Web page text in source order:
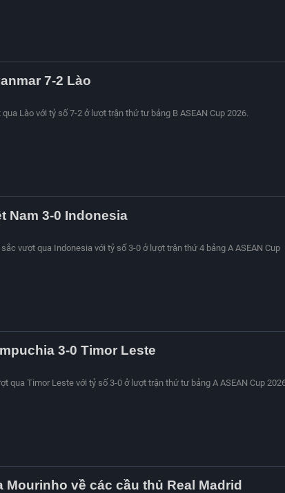
7-2 Lào
Lào với tỷ số 7-2 ở lượt trận thứ tư bảng B ASEAN Cup 2026.
Nam 3-0 Indonesia
vượt qua Indonesia với tỷ số 3-0 ở lượt trận thứ 4 bảng A ASEAN Cup
3-0 Timor Leste
qua Timor Leste với tỷ số 3-0 ở lượt trận thứ tư bảng A ASEAN Cup
Mourinho về các cầu thủ Real Madrid